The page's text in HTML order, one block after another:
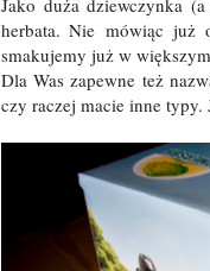
Jako duża dziewczynka
herbata. Nie mówiąc już
smakujemy już w
Dla Was zapewne też
czy raczej macie inne typy.